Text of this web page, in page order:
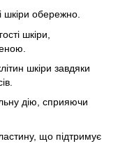
шкіри обережно.
шкіри,
шкіри завдяки
дію, сприяючи
що підтримує